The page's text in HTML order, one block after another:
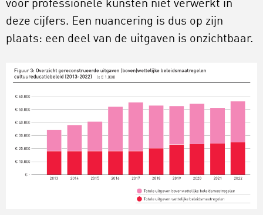
voor professionele kunsten niet verwerkt in
deze cijfers. Een nuancering is dus op zijn
plaats: een deel van de uitgaven is onzichtbaar.